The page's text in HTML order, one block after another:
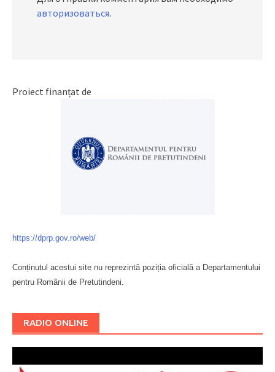
авторизоваться.
Proiect finanțat de
https://dprp.gov.ro/web/
Conținutul acestui site nu reprezintă poziția oficială a Departamentului
pentru Românii de Pretutindeni.
RADIO ONLINE